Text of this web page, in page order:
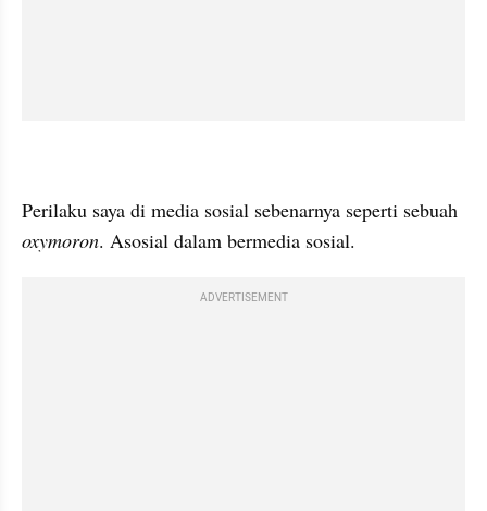
oxymoron. Asosial dalam bermedia sosial.
ADVERTISEMENT